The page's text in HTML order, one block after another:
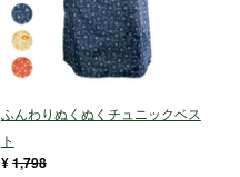
ふんわりぬくぬくチュニックベス
ト
¥1,798